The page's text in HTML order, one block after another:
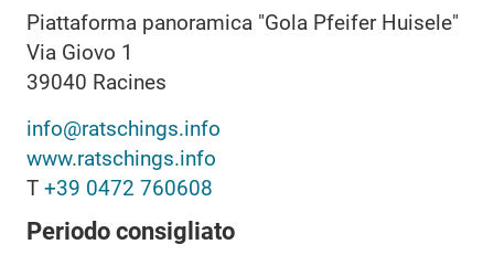
Piattaforma panoramica "Gola Pfeifer Huisele"
Via Giovo 1
39040 Racines
info@ratschings.info
www.ratschings.info
T +39 0472 760608
Periodo consigliato